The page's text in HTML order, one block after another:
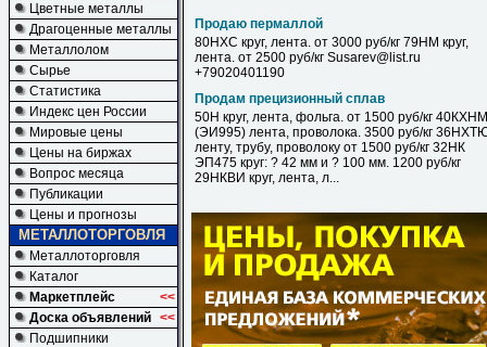
Цветные металлы
Драгоценные металлы
Металлолом
Сырье
Статистика
Индекс цен России
Мировые цены
Цены на биржах
Вопрос месяца
Публикации
Цены и прогнозы
МЕТАЛЛОТОРГОВЛЯ
Металлоторговля
Каталог
Маркетплейс
<<
Доска объявлений <<
Подшипники
Продаю пермаллой
80НХС круг, лента. от 3000 руб/кг 79НМ круг,
лента. от 2500 руб/кг Susarev@list.ru
+79020401190
Продам прецизионный сплав
50Н круг, лента, фольга. от 1500 руб/кг 40КХНМ
(ЭИ995) лента, проволока. 3500 руб/кг
ленту, трубу, проволоку от 1500 руб/кг 32НК
ЭП475 круг: ? 42 мм и ? 100 мм. 1200 руб/кг
29НКВИ круг, лента, л...